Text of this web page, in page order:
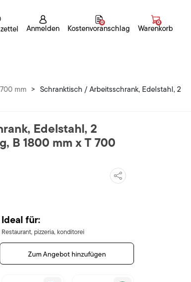
Anmelden Kostenvoranschlag
0
Warenkorb
0
mm > Schranktisch / Arbeitsschrank, Edelstahl, 2
Edelstahl, 2
B 1800 mm x T 700
Ideal für:
Restaurant, pizzeria, konditorei
Zum Angebot hinzufügen